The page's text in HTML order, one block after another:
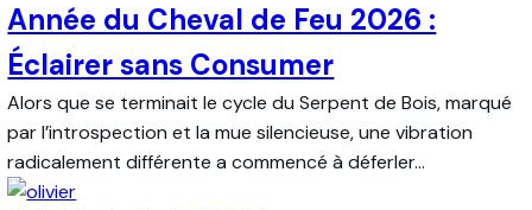
Année du Cheval de Feu 2026 :
Éclairer sans Consumer
Alors que se terminait le cycle du Serpent de Bois, marqué
par l’introspection et la mue silencieuse, une vibration
radicalement différente a commencé à déferler…